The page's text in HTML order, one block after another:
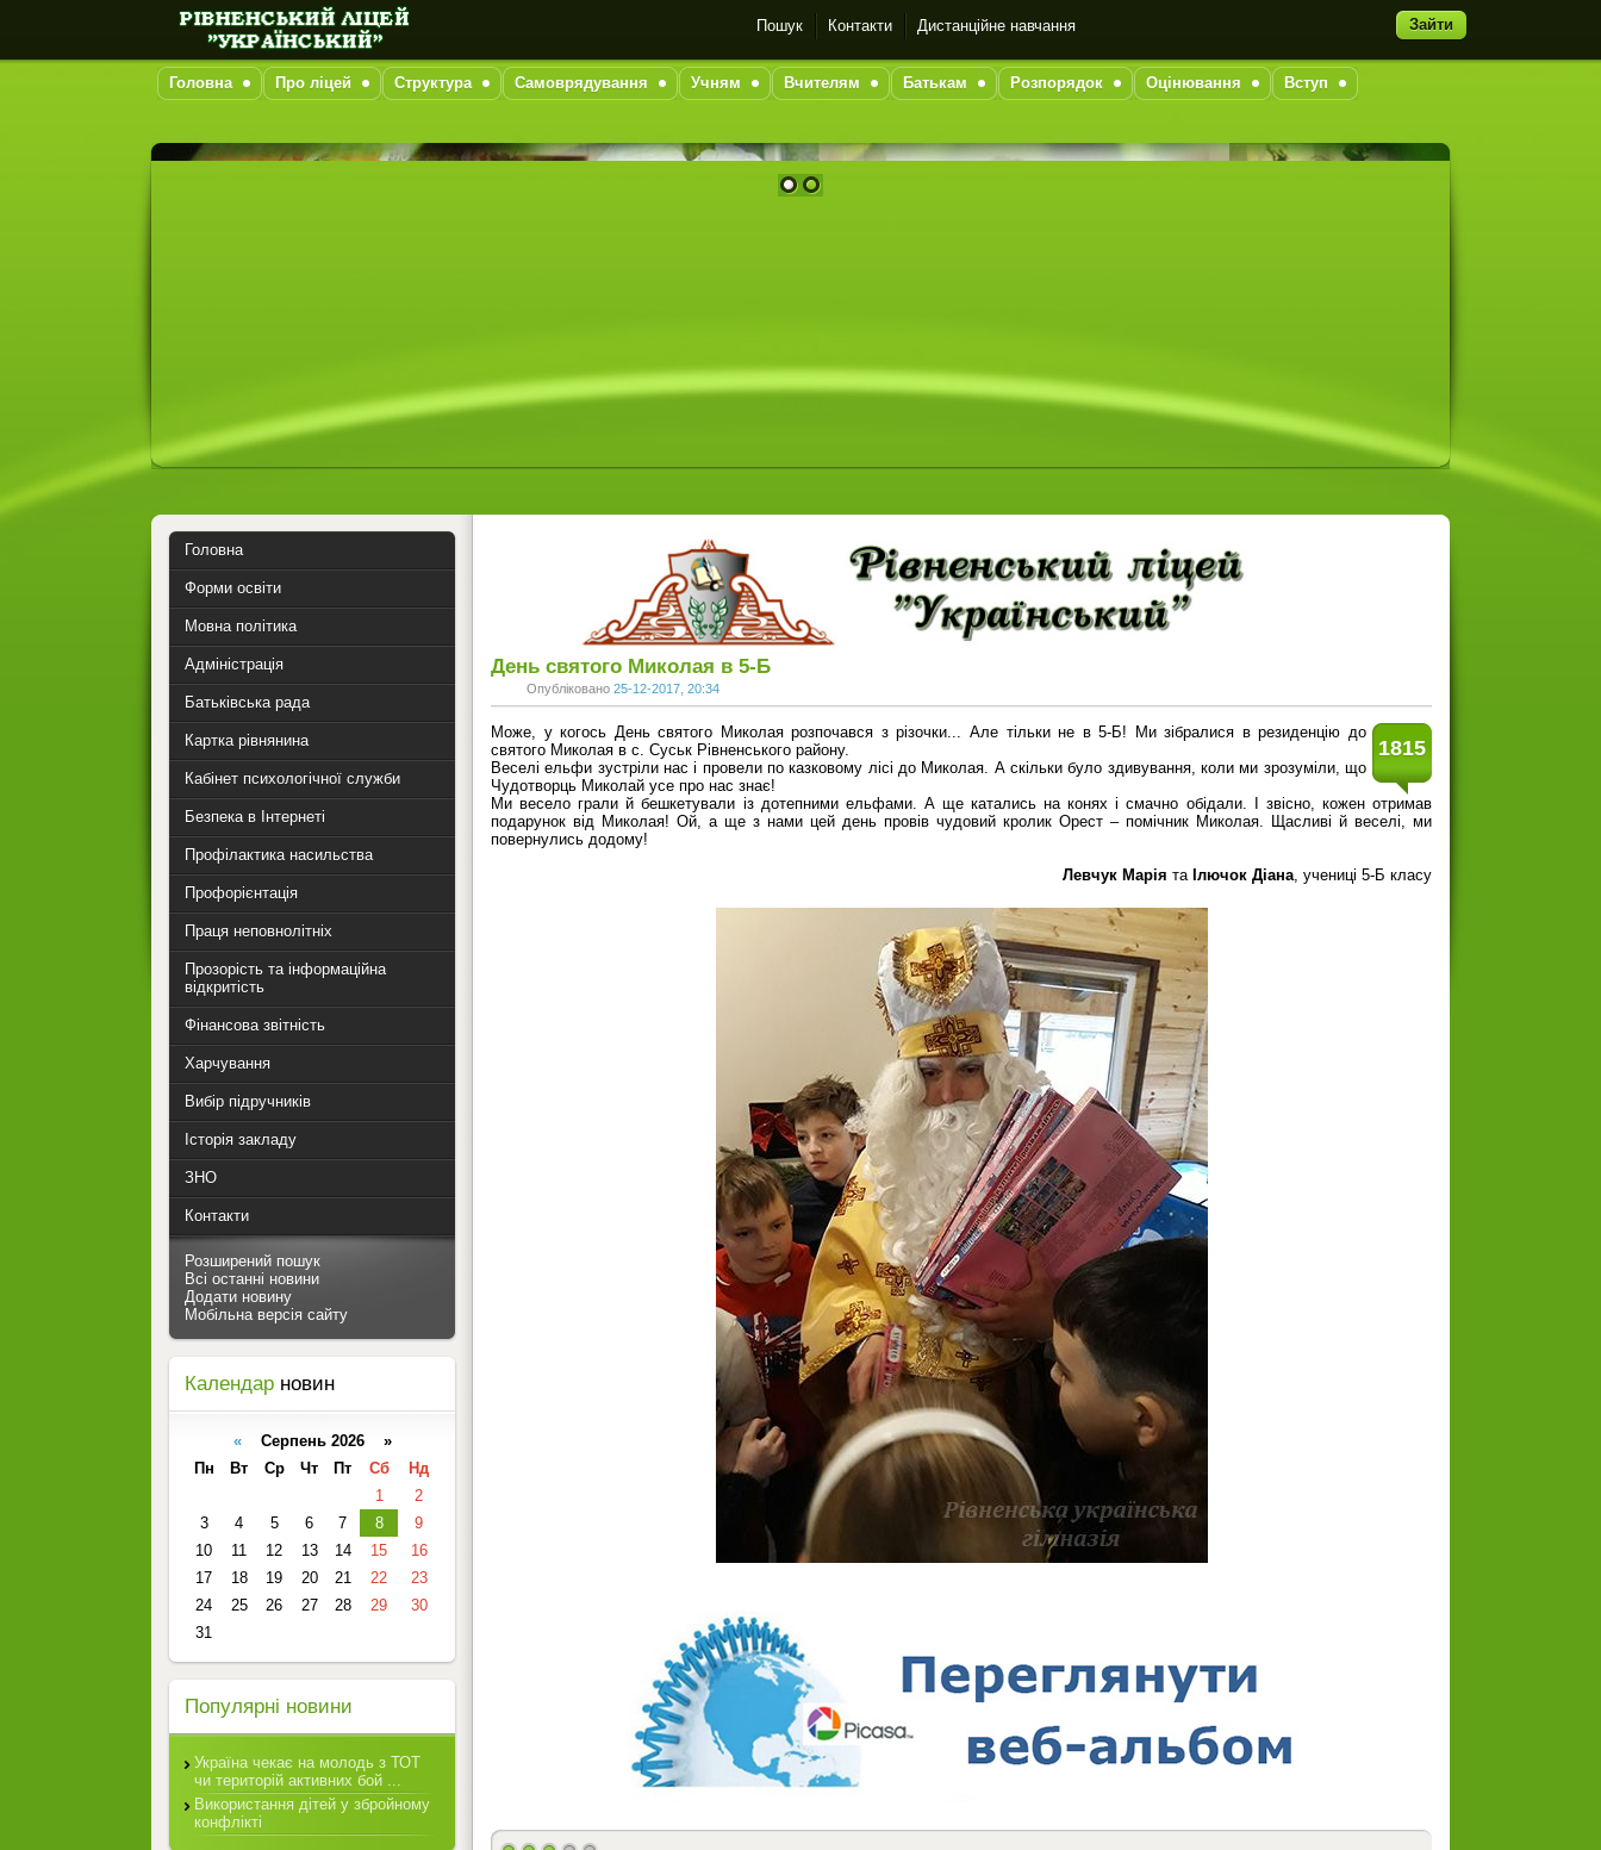
Пошук Контакти Дистанційне навчання Зайти
Головна Про ліцей Структура Самоврядування Учням Вчителям Батькам Розпорядок Оцінювання Вступ
День святого Миколая в 5-Б
Опубліковано 25-12-2017, 20:34
1815
Може, у когось День святого Миколая розпочався з різочки... Але тільки не в 5-Б! Ми зібралися в резиденцію до
святого Миколая в с. Суськ Рівненського району.
Веселі ельфи зустріли нас і провели по казковому лісі до Миколая. А скільки було здивування, коли ми зрозуміли, що
Чудотворць Миколай усе про нас знає!
Ми весело грали й бешкетували із дотепними ельфами. А ще катались на конях і смачно обідали. І звісно, кожен отримав
подарунок від Миколая! Ой, а ще з нами цей день провів чудовий кролик Орест – помічник Миколая. Щасливі й веселі, ми
повернулись додому!
Левчук Марія та Ілючок Діана , учениці 5-Б класу
Головна
Форми освіти
Мовна політика
Адміністрація
Батьківська рада
Картка рівнянина
Кабінет психологічної служби
Безпека в Інтернеті
Профілактика насильства
Профорієнтація
Праця неповнолітніх
Прозорість та інформаційна
відкритість
Фінансова звітність
Харчування
Вибір підручників
Історія закладу
ЗНО
Контакти
Розширений пошук
Всі останні новини
Додати новину
Мобільна версія сайту
Календар новин
«Серпень 2026 »
Пн
Вт Ср Чт Пт Сб
Нд
1
2
3
4 5 6 7 8
9
10
11 12 13 14 15
16
17
18 19 20 21 22
23
24
25 26 27 28 29
30
31
Популярні новини
Україна чекає на молодь з ТОТ
чи територій активних бой ...
Використання дітей у збройному
конфлікті